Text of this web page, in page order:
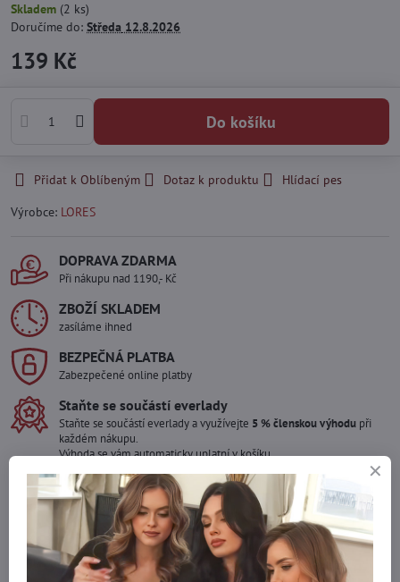
Skladem (2 ks)
Doručíme do: Středa 12.8.2026
139 Kč
Do košíku
Přidat k Oblíbeným Dotaz k produktu
Hlídací pes
Výrobce: LORES
DOPRAVA ZDARMA
Při nákupu nad 1190,- Kč
ZBOŽÍ SKLADEM
zasíláme ihned
BEZPEČNÁ PLATBA
Zabezpečené online platby
Staňte se součástí everlady
Staňte se součástí everlady a využívejte 5 % členskou výhodu při
každém nákupu.
Výhoda se vám automaticky uplatní v košíku.
Máte zájem o více kusů ?
Kontaktujte nás na mail, zboží pro Vás doskladníme!
info​@everlady​.eu